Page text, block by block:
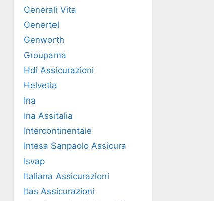
Generali Vita
Genertel
Genworth
Groupama
Hdi Assicurazioni
Helvetia
Ina
Ina Assitalia
Intercontinentale
Intesa Sanpaolo Assicura
Isvap
Italiana Assicurazioni
Itas Assicurazioni